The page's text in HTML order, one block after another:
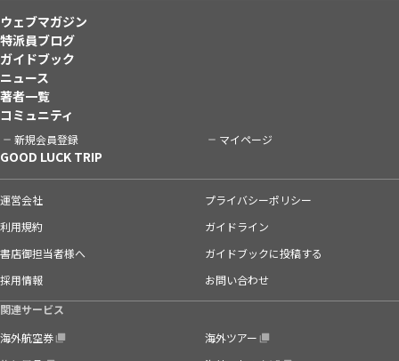
ウェブマガジン
特派員ブログ
ガイドブック
ニュース
著者一覧
コミュニティ
新規会員登録 マイページ
GOOD LUCK TRIP
運営会社
プライバシーポリシー
利用規約
ガイドライン
書店御担当者様へ
ガイドブックに投稿する
採用情報
お問い合わせ
関連サービス
海外航空券
海外ツアー